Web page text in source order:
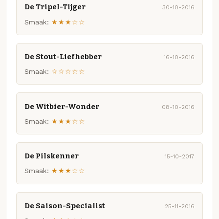
De Tripel-Tijger 30-10-2016
Smaak: ★★★☆☆
De Stout-Liefhebber 16-10-2016
Smaak: ☆☆☆☆☆
De Witbier-Wonder 08-10-2016
Smaak: ★★★☆☆
De Pilskenner 15-10-2017
Smaak: ★★★☆☆
De Saison-Specialist 25-11-2016